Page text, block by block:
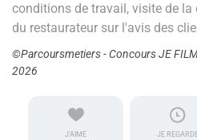
conditions de travail, visite de
du restaurateur sur l'avis des
©Parcoursmetiers - Concours JE
2026
J'AIME
JE